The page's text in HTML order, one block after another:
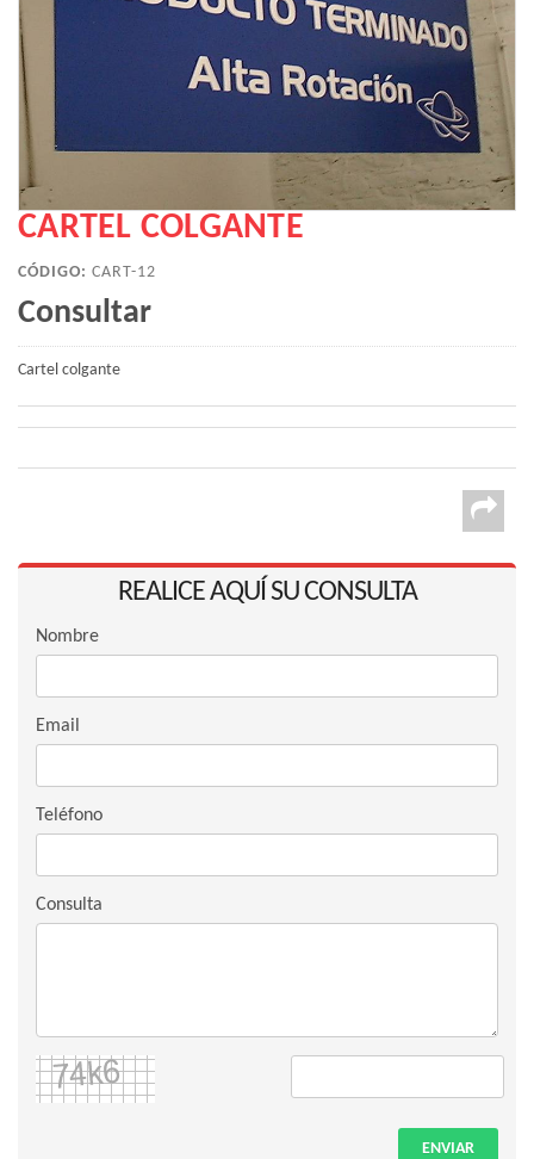
CARTEL COLGANTE
CÓDIGO: CART-12
Consultar
Cartel colgante
REALICE AQUÍ SU CONSULTA
Nombre
Email
Teléfono
Consulta
ENVIAR